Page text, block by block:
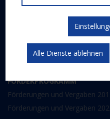
Gesetzlicher Rahmen
Kommunikation und Publizität
ESF 2014-2020
FÖRDERPROGRAMM
Förderungen und Vergaben
Förderungen und Vergaben
Alle Dienste ablehnen